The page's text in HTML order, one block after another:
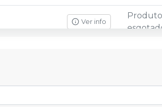
Ver info
Produto